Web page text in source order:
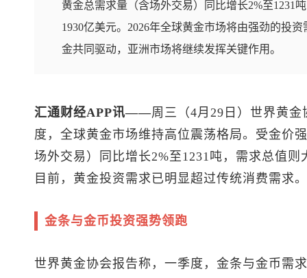
黄金总需求量（含场外交易）同比增长2%至1231
1930亿美元。2026年全球黄金市场将由强劲的投
金共同驱动，亚洲市场将继续发挥关键作用。
汇通财经APP讯——周三（4月29日）世界黄
度，全球黄金市场维持高位震荡格局。受金价
场外交易）同比增长2%至1231吨，需求总值则
目前，黄金投资需求已明显超过传统消费需求。
金条与金币投资强势领跑
世界黄金协会报告称，一季度，金条与金币需